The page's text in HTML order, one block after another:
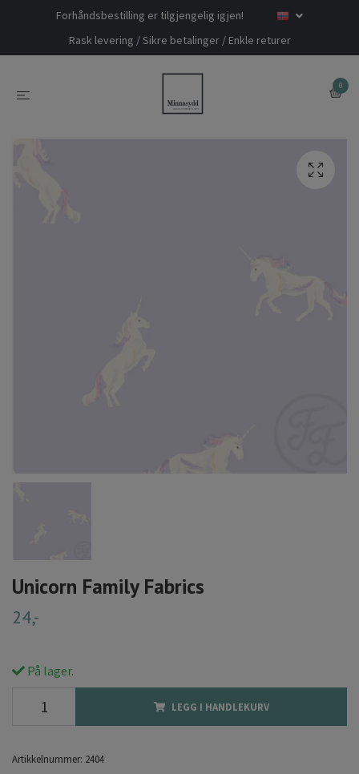
Forhåndsbestilling er tilgjengelig igjen!
Rask levering / Sikre betalinger / Enkle returer
0
Unicorn Family Fabrics
24,-
På lager.
LEGG I HANDLEKURV
Artikkelnummer: 2404